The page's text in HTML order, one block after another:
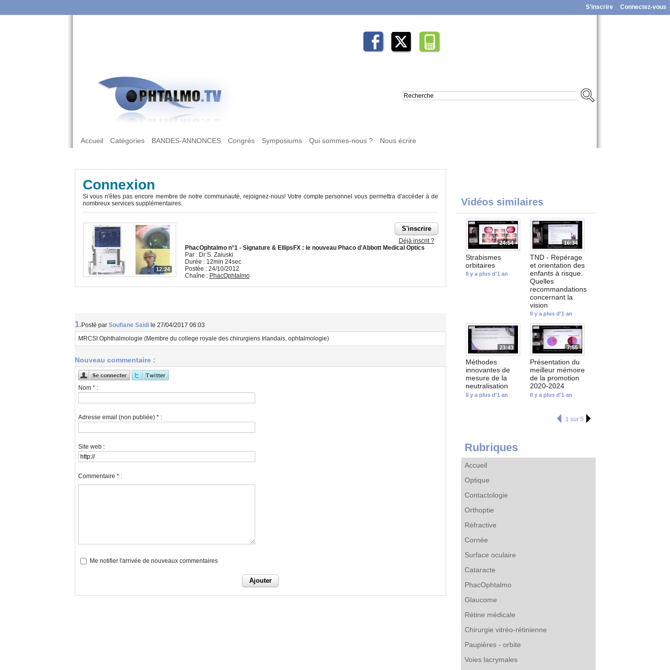
Connectez-vous
S'inscrire
Accueil Catégories BANDES-ANNONCES Congrès Symposiums Qui sommes-nous ? Nous écrire
Vidéos similaires
24:54
Strabismes
orbitaires
Il y a plus d'1 an
16:34
TND - Repérage
et orientation des
enfants à risque.
Quelles
recommandations
concernant la
vision
Il y a plus d'1 an
23:43
Méthodes
innovantes de
mesure de la
neutralisation
Il y a plus d'1 an
7:55
Présentation du
meilleur mémoire
de la promotion
2020-2024
Il y a plus d'1 an
1 sur 5
Rubriques
Accueil
Optique
Contactologie
Orthoptie
Réfractive
Cornée
Surface oculaire
Cataracte
PhacOphtalmo
Glaucome
Rétine médicale
Chirurgie vitréo-rétinienne
Paupières - orbite
Voies lacrymales
Connexion
Si vous n'êtes pas encore membre de notre communauté, rejoignez-nous! Votre compte personnel vous permettra d'accéder à de
nombreux services supplémentaires.
Déjà inscrit ?
12:24
PhacOphtalmo n°1 - Signature & EllipsFX : le nouveau Phaco d'Abbott Medical Optics
Par : Dr S. Zaluski
Durée : 12min 24sec
Postée : 24/10/2012
Chaîne : PhacOphtalmo
1.Posté par Soufiane Saidi le 27/04/2017 06:03
MRCSI Ophthalmologie (Membre du college royale des chirurgiens Irlandais, ophtalmologie)
Nouveau commentaire :
Nom * :
Adresse email (non publiée) * :
Site web :
Commentaire * :
Me notifier l'arrivée de nouveaux commentaires